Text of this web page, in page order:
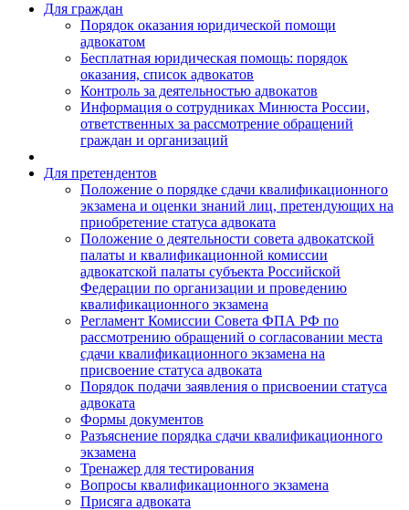
Для граждан
Порядок оказания юридической помощи
адвокатом
Бесплатная юридическая помощь: порядок
оказания, список адвокатов
Контроль за деятельностью адвокатов
Информация о сотрудниках Минюста России,
ответственных за рассмотрение обращений
граждан и организаций
Для претендентов
Положение о порядке сдачи квалификационного
экзамена и оценки знаний лиц, претендующих на
приобретение статуса адвоката
Положение о деятельности совета адвокатской
палаты и квалификационной комиссии
адвокатской палаты субъекта Российской
Федерации по организации и проведению
квалификационного экзамена
Регламент Комиссии Совета ФПА РФ по
рассмотрению обращений о согласовании места
сдачи квалификационного экзамена на
присвоение статуса адвоката
Порядок подачи заявления о присвоении статуса
адвоката
Формы документов
Разъяснение порядка сдачи квалификационного
экзамена
Тренажер для тестирования
Вопросы квалификационного экзамена
Присяга адвоката